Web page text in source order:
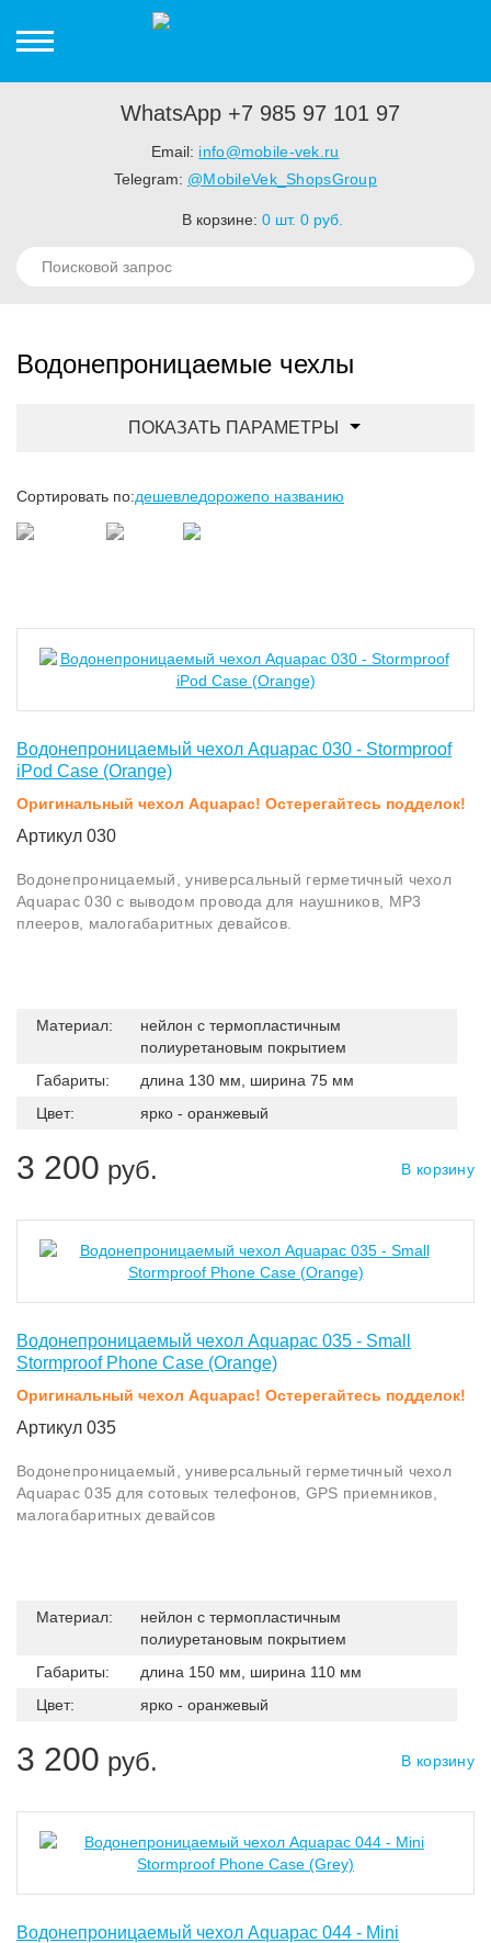
WhatsApp +7 985 97 101 97
Email: info@mobile-vek.ru
Telegram: @MobileVek_ShopsGroup
В корзине: 0шт. 0руб.
Водонепроницаемые чехлы
ПОКАЗАТЬ ПАРАМЕТРЫ
Сортировать по:дешевледорожепо названию
Водонепроницаемый чехол Aquapac 030 - Stormproof
iPod Case (Orange)
Оригинальный чехол Aquapac! Остерегайтесь подделок!
Артикул 030
Водонепроницаемый, универсальный герметичный чехол
Aquapac 030 с выводом провода для наушников, МР3
плееров, малогабаритных девайсов.
Материал:
нейлон с термопластичным
полиуретановым покрытием
Габариты:
длина 130 мм, ширина 75 мм
Цвет:
ярко - оранжевый
3 200 руб. В корзину
Водонепроницаемый чехол Aquapac 035 - Small
Stormproof Phone Case (Orange)
Оригинальный чехол Aquapac! Остерегайтесь подделок!
Артикул 035
Водонепроницаемый, универсальный герметичный чехол
Aquapac 035 для сотовых телефонов, GPS приемников,
малогабаритных девайсов
Материал:
нейлон с термопластичным
полиуретановым покрытием
Габариты:
длина 150 мм, ширина 110 мм
Цвет:
ярко - оранжевый
3 200 руб. В корзину
Водонепроницаемый чехол Aquapac 044 - Mini